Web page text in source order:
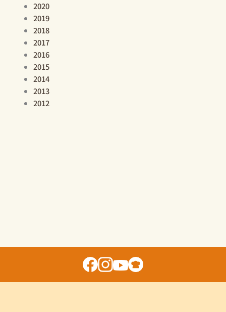
2020
2019
2018
2017
2016
2015
2014
2013
2012